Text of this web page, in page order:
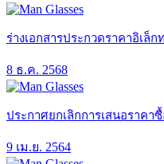
ร่างเอกสารประกวดราคาอิเ
8 ธ.ค. 2568
ประกาศยกเลิกการเสนอราคาซื้
9 เม.ย. 2564